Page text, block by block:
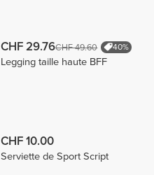
CHF 29.76CHF 49.60 40%
Legging taille haute BFF
CHF 10.00
Serviette de Sport Script